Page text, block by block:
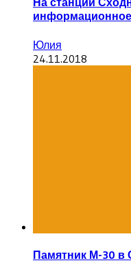
Юлия
24.11.2018
Памятник М-30 в